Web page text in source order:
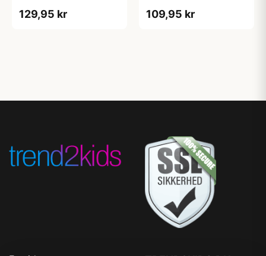
129,95 kr 109,95 kr